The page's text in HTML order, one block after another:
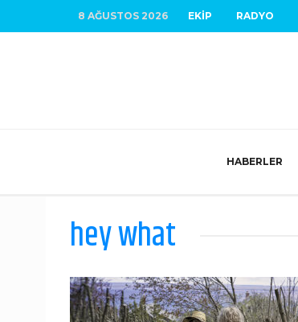
8 AĞUSTOS 2026 EKIP RADYO
HABERLER
hey what